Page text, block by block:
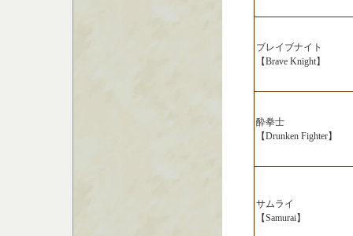
ブレイブナイト
【Brave Knight】
酔拳士
【Drunken Fighter】
サムライ
【Samurai】